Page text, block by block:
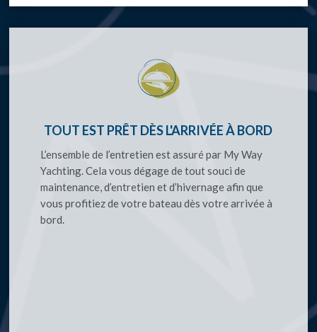
TOUT EST PRÊT DÈS L'ARRIVÉE À BORD
L’ensemble de l’entretien est assuré par My Way
Yachting. Cela vous dégage de tout souci de
maintenance, d’entretien et d’hivernage afin que
vous profitiez de votre bateau dès votre arrivée à
bord.